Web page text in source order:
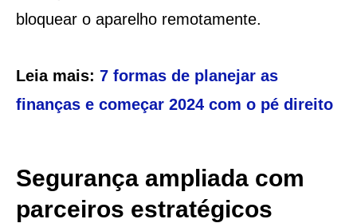
bloquear o aparelho remotamente.
Leia mais: 7 formas de planejar as
finanças e começar 2024 com o pé direito
Segurança ampliada com
parceiros estratégicos